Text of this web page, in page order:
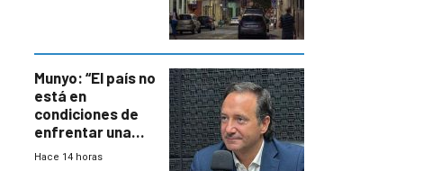
Munyo: “El país no
está en
condiciones de
enfrentar una
reducción de la
Hace 14 horas